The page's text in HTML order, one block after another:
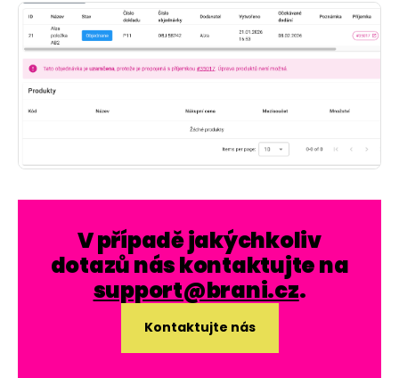
V případě jakýchkoliv
dotazů nás kontaktujte na
support@brani.cz.
Kontaktujte nás